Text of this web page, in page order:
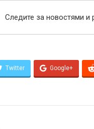
Следите за новостями и
Twitter Google+